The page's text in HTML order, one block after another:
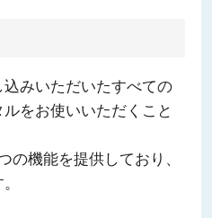
みいただいたすべての
をお使いいただくこと
の機能を提供しており、